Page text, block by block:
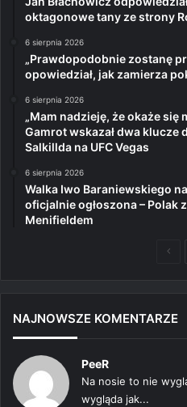
oktagonowe tany ze strony
6 sierpnia 2026
„Prawdopodobnie zostanę
opowiedział, jak zamierza
6 sierpnia 2026
„Mam nadzieję, że okaże się
Gamrot wskazał dwa klucze
Salkillda na UFC Vegas
6 sierpnia 2026
Walka Iwo Baraniewskiego
oficjalnie ogłoszona – Polak
Menifieldem
NAJNOWSZE KOMENTARZE
PeeR
Na nosie to nie
wygląda jak...